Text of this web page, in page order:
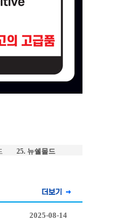
25. 뉴쉘몰드
2025-08-14